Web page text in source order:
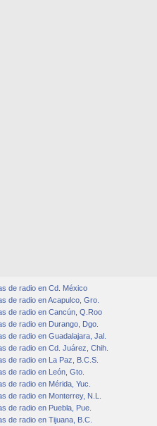
de radio en Cd. México
de radio en Acapulco, Gro.
de radio en Cancún, Q.Roo
de radio en Durango, Dgo.
de radio en Guadalajara, Jal.
de radio en Cd. Juárez, Chih.
de radio en La Paz, B.C.S.
de radio en León, Gto.
de radio en Mérida, Yuc.
de radio en Monterrey, N.L.
de radio en Puebla, Pue.
de radio en Tijuana, B.C.